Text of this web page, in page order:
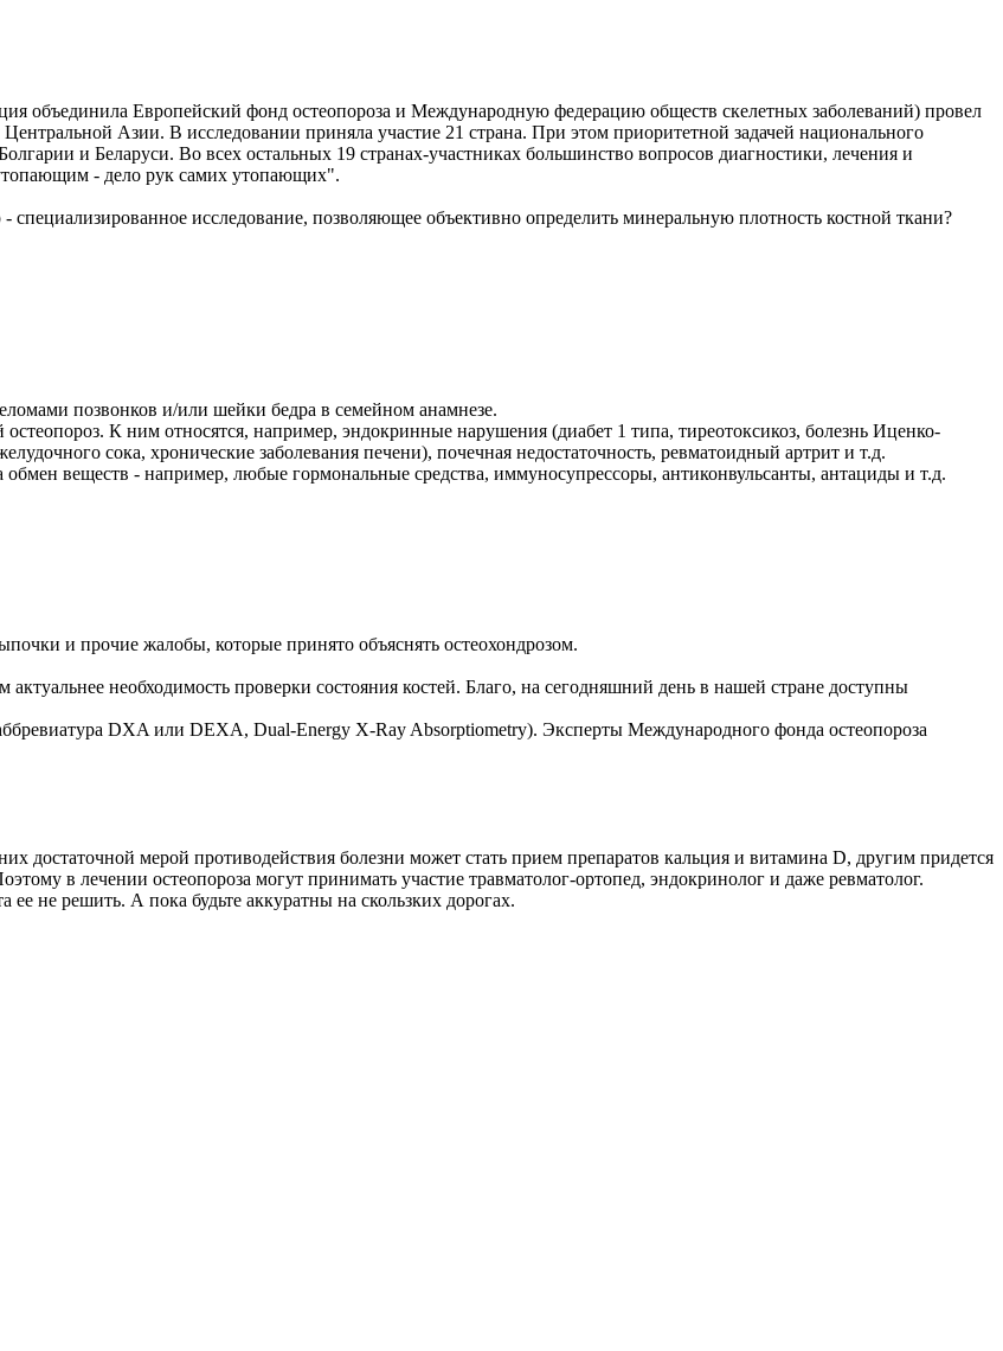
объединила Европейский фонд остеопороза и Международную федерацию обществ скелетных заболеваний) провел
Азии. В исследовании приняла участие 21 страна. При этом приоритетной задачей национального
и Беларуси. Во всех остальных 19 странах-участниках большинство вопросов диагностики, лечения и
- дело рук самих утопающих".
исследование, позволяющее объективно определить минеральную плотность костной ткани?
позвонков и/или шейки бедра в семейном анамнезе.
К ним относятся, например, эндокринные нарушения (диабет 1 типа, тиреотоксикоз, болезнь Иценко-
сока, хронические заболевания печени), почечная недостаточность, ревматоидный артрит и т.д.
веществ - например, любые гормональные средства, иммуносупрессоры, антиконвульсанты, антациды и т.д.
и прочие жалобы, которые принято объяснять остеохондрозом.
необходимость проверки состояния костей. Благо, на сегодняшний день в нашей стране доступны
DXA или DEXA, Dual-Energy X-Ray Absorptiometry). Эксперты Международного фонда остеопороза
достаточной мерой противодействия болезни может стать прием препаратов кальция и витамина D, другим придется
в лечении остеопороза могут принимать участие травматолог-ортопед, эндокринолог и даже ревматолог.
ее не решить. А пока будьте аккуратны на скользких дорогах.